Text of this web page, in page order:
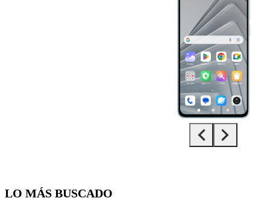
LO MÁS BUSCADO